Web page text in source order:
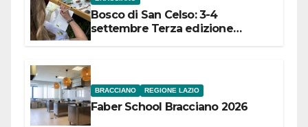
Bosco di San Celso: 3-4
settembre Terza edizione
BRACCIANO REGIONE LAZIO
Faber School Bracciano 2026